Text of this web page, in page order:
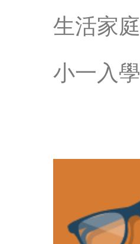
生活家庭
小一入學